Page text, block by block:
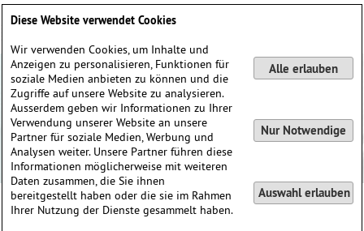
Ludwig van Beethoven
Diese Website verwendet Cookies
Wir verwenden Cookies, um Inhalte und
Anzeigen zu personalisieren, Funktionen für
soziale Medien anbieten zu können und die
Zugriffe auf unsere Website zu analysieren.
Ausserdem geben wir Informationen zu Ihrer
Verwendung unserer Website an unsere
Partner für soziale Medien, Werbung und
Analysen weiter. Unsere Partner führen diese
Informationen möglicherweise mit weiteren
Daten zusammen, die Sie ihnen
bereitgestellt haben oder die sie im Rahmen
Ihrer Nutzung der Dienste gesammelt haben.
Alle erlauben
Nur Notwendige
Auswahl erlauben